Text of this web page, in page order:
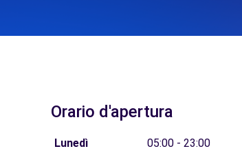
Orario d'apertura
Lunedì
05:00 - 23:00